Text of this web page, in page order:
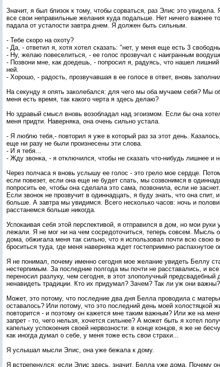
Значит, я был близок к тому, чтобы сорваться, раз Элис это увидела.
все свои неправильные желания куда подальше. Нет ничего важнее
падала от усталости завтра днем. Я должен быть сильным.
- Тебе скоро на охоту?
- Да, - ответил я, хотя хотел сказать: "нет, у меня еще есть 3
- Ну, желаю повеселиться, - ее голос прозвучал с наигранным
- Позвони мне, как доедешь, - попросил я, радуясь, что нашел лишний
ней.
- Хорошо, - радость, прозвучавшая в ее голосе в ответ, вновь
На секунду я опять заколебался: для чего мы оба мучаем себя? Мы
меня есть время, так какого черта я здесь делаю?
Но здравый смысл вновь возобладал над эгоизмом. Если бы она
меня придти. Наверняка, она очень сильно устала.
- Я люблю тебя,- повторил я уже в который раз за этот день.
еще ни разу не были произнесены эти слова.
- И я тебя...
- Жду звонка, - я отключился, чтобы не сказать что-нибудь лишнее и
Через полчаса я вновь услышу ее голос - это грело мое сердце.
если повезет, если она еще не будет спать, мы созвонимся в
попросить ее, чтобы она сделала это сама, позвонила, если не
Если звонок не прозвучит в одиннадцать, я буду знать, что она спит,
больше. А завтра мы увидимся. Всего несколько часов: ночь и
расстанемся больше никогда.
Успокаивая себя этой перспективой, я отправился в дом, но мои руки
лежали. Я не мог ни на чем сосредоточиться, теперь совсем. Мысль
дома, обжигала меня так сильно, что я использовал почти всю свою
броситься туда, где меня наверняка ждет гостеприимно распахнутое
Я не понимал, почему именно сегодня мое желание увидеть Беллу
нестерпимым. За последние полгода мы почти не расставались, и
переносил разлуку, чем сегодня, в этот злополучный
ненавидеть традиции. Кто их придумал? Зачем? Так ли уж они важны?
Может, это потому, что последние два дня Белла проводила с
оставалось? Или потому, что это последний день моей холостяцкой
повторится - и поэтому он кажется мне таким важным? Или же на
запрет - то, чего нельзя, хочется сильнее? А может быть я хотел
капельку успокоения своей нервозности: в конце концов, я же не
как иногда думал о себе, у меня тоже есть свои страхи...
Я услышал мысли Элис, она уже бежала к дому.
Я встрепенулся: если Элис здесь, значит, Белла уже дома. Почему